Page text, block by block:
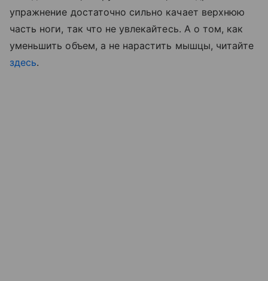
упражнение достаточно сильно качает верхнюю
часть ноги, так что не увлекайтесь. А о том, как
уменьшить объем, а не нарастить мышцы, читайте
здесь.